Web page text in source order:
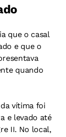
que o casal
e que o
quando
vítima foi
e levado até
II. No local,